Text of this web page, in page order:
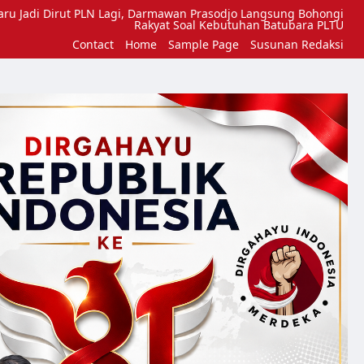
Jadi Dirut PLN Lagi, Darmawan Prasodjo Langsung Bohongi
Rakyat Soal Kebutuhan Batubara PLTU
Contact
Home Sample Page Susunan Redaksi